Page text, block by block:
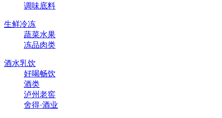
调味底料
生鲜冷冻
蔬菜水果
冻品肉类
酒水乳饮
好喝畅饮
酒类
泸州老窖
舍得·酒业